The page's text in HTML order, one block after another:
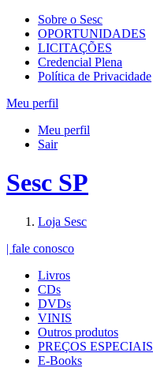
Sobre o Sesc
OPORTUNIDADES
LICITAÇÕES
Credencial Plena
Política de Privacidade
Meu perfil
Meu perfil
Sair
Sesc SP
Loja Sesc
| fale conosco
Livros
CDs
DVDs
VINIS
Outros produtos
PREÇOS ESPECIAIS
E-Books